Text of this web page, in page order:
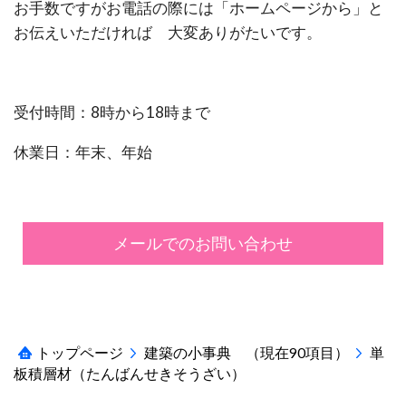
お手数ですがお電話の際には「ホームページから」と
お伝えいただければ 大変ありがたいです。
受付時間：8時から18時まで
休業日：年末、年始
メールでのお問い合わせ
トップページ 建築の小事典 （現在90項目）
単
板積層材（たんばんせきそうざい）